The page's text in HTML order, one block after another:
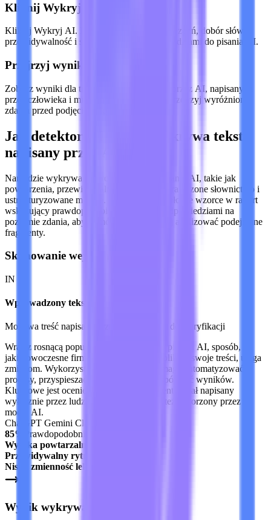
Kliknij Wykryj AI
Kliknij Wykryj AI. Lynote sprawdza wzorce zdań, dobór słów,
przewidywalność i sygnały związane z narzędziami do pisania AI.
Przejrzyj wyniki
Zobacz wyniki dla treści wygenerowanych przez AI, napisanych
przez człowieka i mieszanych, a następnie przejrzyj wyróżnione
zdania przed podjęciem decyzji.
Jak detektor AI Lynote wykrywa tekst
napisany przez AI
Narzędzie wykrywa wzorce typowe dla pisania AI, takie jak
powtórzenia, przewidywalny rytm zdań, ograniczone słownictwo i
ustrukturyzowane modele. Lynote przekształca te wzorce w raport
wskazujący prawdopodobieństwo AI, z podpowiedziami na
poziomie zdania, aby pomóc Ci efektywniej analizować podejrzane
fragmenty.
Skanowanie wejścia i sygnałów
IN
Wprowadzony tekst
Możliwa treść napisana przez AI wklejona do weryfikacji
Wraz z rosnącą popularnością narzędzi do pisania AI, sposób, w
jaki nowoczesne firmy piszą, edytują i publikują swoje treści, ulega
zmianom. Wykorzystanie narzędzi AI pomaga automatyzować
procesy, przyspieszać pracę i zapewniać spójność wyników.
Kluczowe jest ocenienie, czy dany fragment został napisany
wyłącznie przez ludzi, z użyciem AI, czy też stworzony przez
model AI.
ChatGPT Gemini Claude
85%
Prawdopodobnie AI
Wysoka powtarzalność
Przewidywalny rytm
Niska zmienność leksykalna
Wynik wykrywania AI